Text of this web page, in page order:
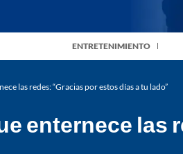
ENTRETENIMIENTO
las redes: “Gracias por estos días a tu lado”
enternece las